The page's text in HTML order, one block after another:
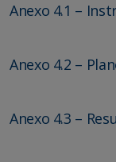
Anexo 4.1 –
Anexo 4.2 –
Anexo 4.3 –